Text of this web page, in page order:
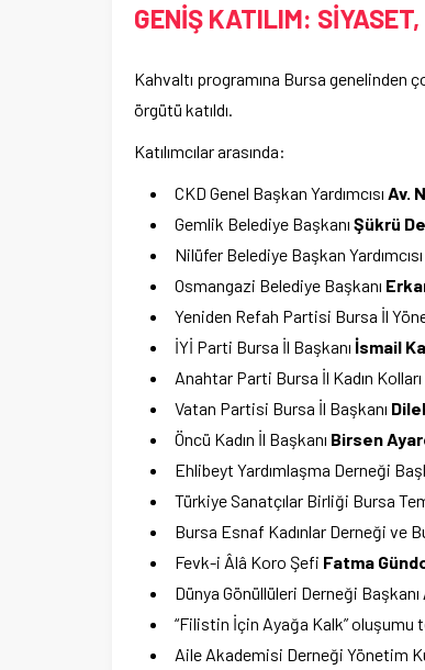
GENİŞ KATILIM:
Kahvaltı programına Bursa genelinden
örgütü katıldı.
Katılımcılar arasında:
CKD Genel Başkan Yardımcısı Av.
Gemlik Belediye Başkanı Şükrü
Nilüfer Belediye Başkan Yardımcısı
Osmangazi Belediye Başkanı
Yeniden Refah Partisi Bursa İl
İYİ Parti Bursa İl Başkanı İsmail
Anahtar Parti Bursa İl Kadın
Vatan Partisi Bursa İl Başkanı
Öncü Kadın İl Başkanı Birsen
Ehlibeyt Yardımlaşma Derneği
Türkiye Sanatçılar Birliği Bursa
Bursa Esnaf Kadınlar Derneği ve
Fevk-i Âlâ Koro Şefi Fatma
Dünya Gönüllüleri Derneği Başkanı
“Filistin İçin Ayağa Kalk” oluşumu
Aile Akademisi Derneği Yönetim